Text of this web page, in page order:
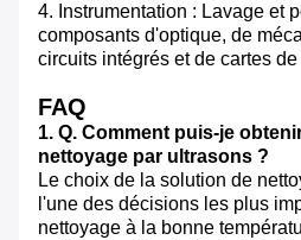
4. Instrumentation : Lavage et
composants d'optique, de
circuits intégrés et de cartes
FAQ
1. Q. Comment puis-je
nettoyage par ultrasons ?
Le choix de la solution de
l'une des décisions les plus
nettoyage à la bonne